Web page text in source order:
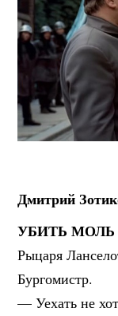
Дмитрий
УБИТЬ МОЛЬ
Рыцаря
Бургомистр.
— Уехать не